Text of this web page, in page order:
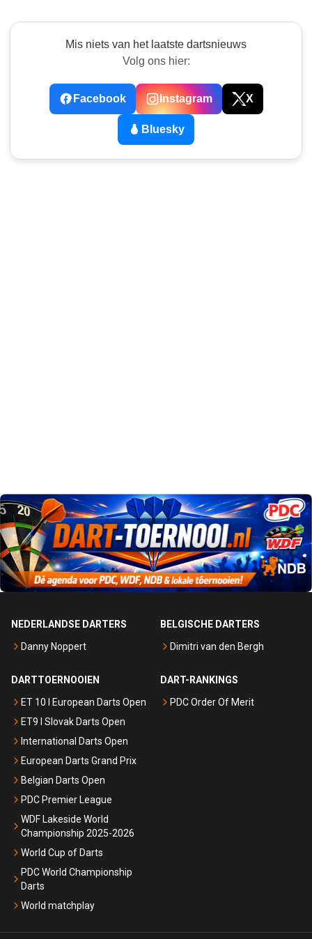
Mis niets van het laatste dartsnieuws
Volg ons hier:
Facebook Instagram X
Bluesky
NEDERLANDSE DARTERS
Danny Noppert
BELGISCHE DARTERS
Dimitri van den Bergh
DARTTOERNOOIEN
ET 10 I European Darts Open
ET9 I Slovak Darts Open
International Darts Open
European Darts Grand Prix
Belgian Darts Open
PDC Premier League
WDF Lakeside World
Championship 2025-2026
World Cup of Darts
PDC World Championship
Darts
World matchplay
DART-RANKINGS
PDC Order Of Merit